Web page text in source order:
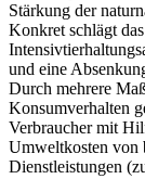
Stärkung der
Konkret schlägt
und eine
Durch mehrere
Konsumverhalten
Verbraucher mit
Umweltkosten von
Dienstleistungen